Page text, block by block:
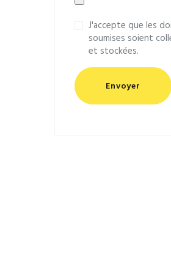
J'accepte que les
soumises soient
et stockées.